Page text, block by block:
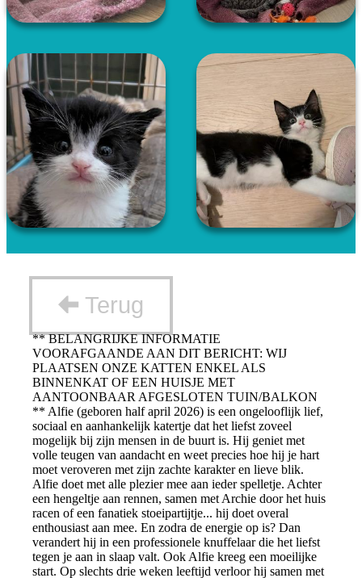
Terug
** BELANGRIJKE INFORMATIE
VOORAFGAANDE AAN DIT BERICHT: WIJ
PLAATSEN ONZE KATTEN ENKEL ALS
BINNENKAT OF EEN HUISJE MET
AANTOONBAAR AFGESLOTEN TUIN/BALKON
** Alfie (geboren half april 2026) is een ongelooflijk lief,
sociaal en aanhankelijk katertje dat het liefst zoveel
mogelijk bij zijn mensen in de buurt is. Hij geniet met
volle teugen van aandacht en weet precies hoe hij je hart
moet veroveren met zijn zachte karakter en lieve blik.
Alfie doet met alle plezier mee aan ieder spelletje. Achter
een hengeltje aan rennen, samen met Archie door het huis
racen of een fanatiek stoeipartijtje... hij doet overal
enthousiast aan mee. En zodra de energie op is? Dan
verandert hij in een professionele knuffelaar die het liefst
tegen je aan in slaap valt. Ook Alfie kreeg een moeilijke
start. Op slechts drie weken leeftijd verloor hij samen met